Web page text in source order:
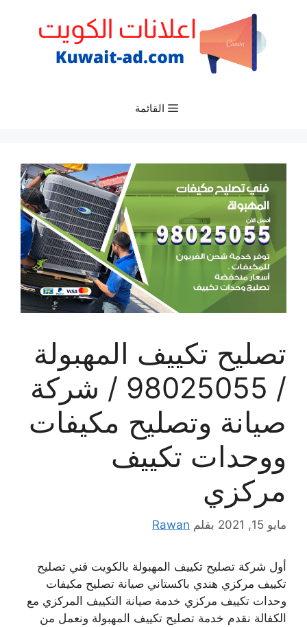
القائمة
تصليح تكييف المهبولة
/ 98025055 / شركة
صيانة وتصليح مكيفات
ووحدات تكييف
مركزي
مايو 15, 2021 بقلم Rawan
أول شركة تصليح تكييف المهبولة بالكويت فني تصليح
تكييف مركزي هندي باكستاني صيانة تصليح مكيفات
وحدات تكييف مركزي خدمة صيانة التكييف المركزي مع
الكفالة نقدم خدمة تصليح تكييف المهبولة ونعمل من